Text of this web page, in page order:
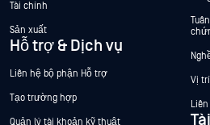
Tài chính
Sản xuất
Hỗ trợ & Dịch vụ
Liên hệ bộ phận Hỗ trợ
Tạo trường hợp
Quản lý tài khoản kỹ thuật
Vị